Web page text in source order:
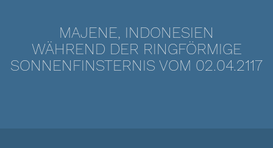
MAJENE, INDONESIEN
WÄHREND DER RINGFÖRMIGE
SONNENFINSTERNIS VOM 02.04.2117